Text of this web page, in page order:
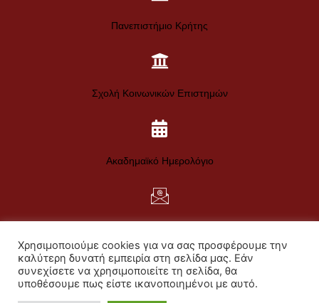
Πανεπιστήμιο Κρήτης
Σχολή Κοινωνικών Επιστημών
Ακαδημαϊκό Ημερολόγιο
Πολιτική Απορρήτου
Πολιτική για τα Cookies
Χρησιμοποιούμε cookies για να σας προσφέρουμε την
καλύτερη δυνατή εμπειρία στη σελίδα μας. Εάν
συνεχίσετε να χρησιμοποιείτε τη σελίδα, θα
υποθέσουμε πως είστε ικανοποιημένοι με αυτό.